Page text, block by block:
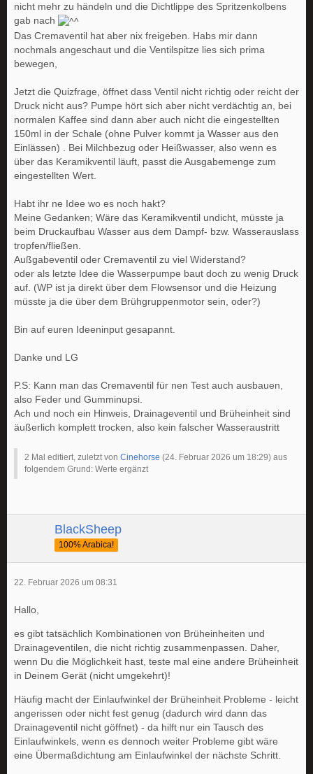
nicht mehr zu händeln und die Dichtlippe des Spritzenkolbens
gab nach
Das Cremaventil hat aber nix freigeben. Habs mir dann
nochmals angeschaut und die Ventilspitze lies sich prima
bewegen,
Jetzt die Quizfrage, öffnet dass Ventil nicht richtig oder reicht der
Druck nicht aus? Pumpe hört sich aber nicht verdächtig an, bei
normalen Kaffee sind dann aber auch nicht die eingestellten
150ml in der Schale (ohne Pulver kommt ja Wasser aus den
Einlässen) . Bei Milchbezug oder Heißwasser, also wenn es
über das Keramikventil läuft, passt die Ausgabemenge zum
eingestellten Wert.
Habt ihr ne Idee wo es noch hakt?
Meine Gedanken; Wäre das Keramikventil undicht, müsste ja
beim Druckaufbau Wasser aus dem Dampf- bzw. Wasserauslass
tropfen/fließen.
Außgabeventil oder Cremaventil zu viel Widerstand?
oder als letzte Idee die Wasserpumpe baut doch zu wenig Druck
auf. (WP ist ja direkt über dem Flowsensor und die Heizung
müsste ja die über dem Brühgruppenmotor sein, oder?)
Bin auf euren Ideeninput gesapannt.
Danke und LG
P.S: Kann man das Cremaventil für nen Test auch ausbauen,
also Feder und Gumminupsi.
Ach und noch ein Hinweis, Drainageventil und Brüheinheit sind
äußerlich komplett trocken, also kein falscher Wasseraustritt
2 Mal editiert, zuletzt von Cinehorse (24. Februar 2026 um 18:29) aus
folgendem Grund: Werte ergänzt
BlackSheep
100% Arabica!
22. Februar 2026 um 08:31
Hallo,
es gibt tatsächlich Kombinationen von Brüheinheiten und
Drainageventilen, die nicht richtig zusammenpassen. Daher,
wenn Du die Möglichkeit hast, teste mal eine andere Brüheinheit
in Deinem Gerät (nicht umgekehrt)!
Häufig macht der Einlaufwinkel der Brüheinheit Probleme - leicht
angerissen oder nicht fest genug (dadurch wird dann das
Drainageventil nicht göffnet) - da hilft nur ein Tausch des
Einlaufwinkels, wenn es dennoch weiter Probleme gibt wäre
eine Übermaßdichtung am Einlaufwinkel der nächste Schritt.